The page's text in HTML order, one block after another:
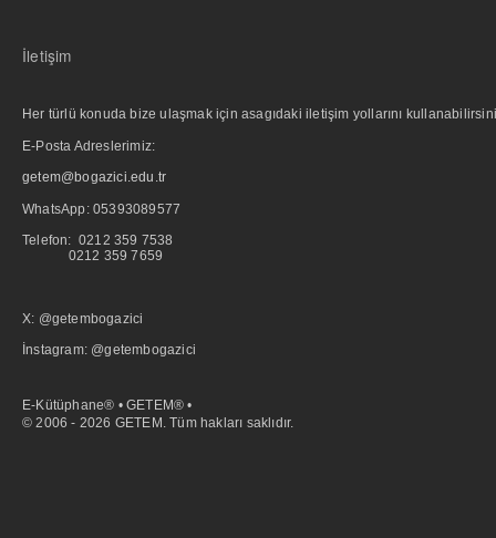
İletişim
Her türlü konuda bize ulaşmak için asagıdaki iletişim yollarını
E-Posta Adreslerimiz:
getem@bogazici.edu.tr
WhatsApp: 05393089577
Telefon: 0212 359 7538
0212 359 7659
X: @getembogazici
İnstagram: @getembogazici
E-Kütüphane® • GETEM® •
© 2006 - 2026 GETEM. Tüm hakları saklıdır.